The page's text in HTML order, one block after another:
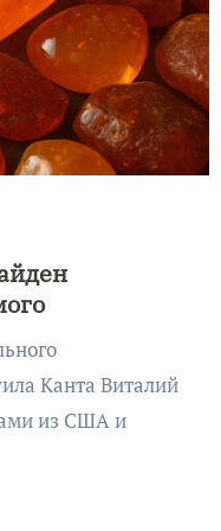
Канта Виталий
из США и